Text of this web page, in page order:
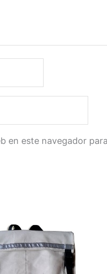
en este navegador